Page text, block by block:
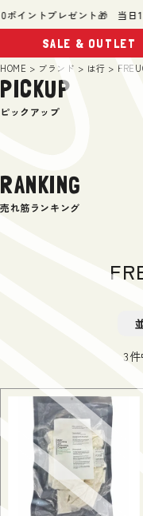
イントプレゼント🎁 当日14
HOME ブランド は行
PICKUP
ピックアップ
RANKING
売れ筋ランキング
3件
SALE & OUTLET